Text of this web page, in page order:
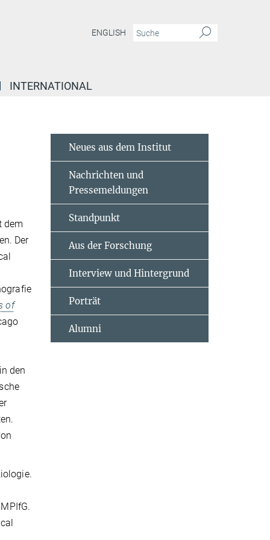
ENGLISH
INTERNATIONAL
dem
Der
of
den
Neues aus dem Institut
Nachrichten und
Pressemeldungen
Standpunkt
Aus der Forschung
Interview und Hintergrund
Porträt
Alumni